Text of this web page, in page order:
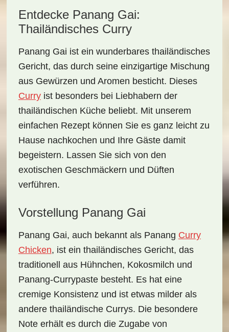
Entdecke Panang Gai:
Thailändisches Curry
Panang Gai ist ein wunderbares thailändisches
Gericht, das durch seine einzigartige Mischung
aus Gewürzen und Aromen besticht. Dieses
Curryist besonders bei Liebhabern der
thailändischen Küche beliebt. Mit unserem
einfachen Rezept können Sie es ganz leicht zu
Hause nachkochen und Ihre Gäste damit
begeistern. Lassen Sie sich von den
exotischen Geschmäckern und Düften
verführen.
Vorstellung Panang Gai
Panang Gai, auch bekannt als Panang Curry
Chicken, ist ein thailändisches Gericht, das
traditionell aus Hühnchen, Kokosmilch und
Panang-Currypaste besteht. Es hat eine
cremige Konsistenz und ist etwas milder als
andere thailändische Currys. Die besondere
Note erhält es durch die Zugabe von